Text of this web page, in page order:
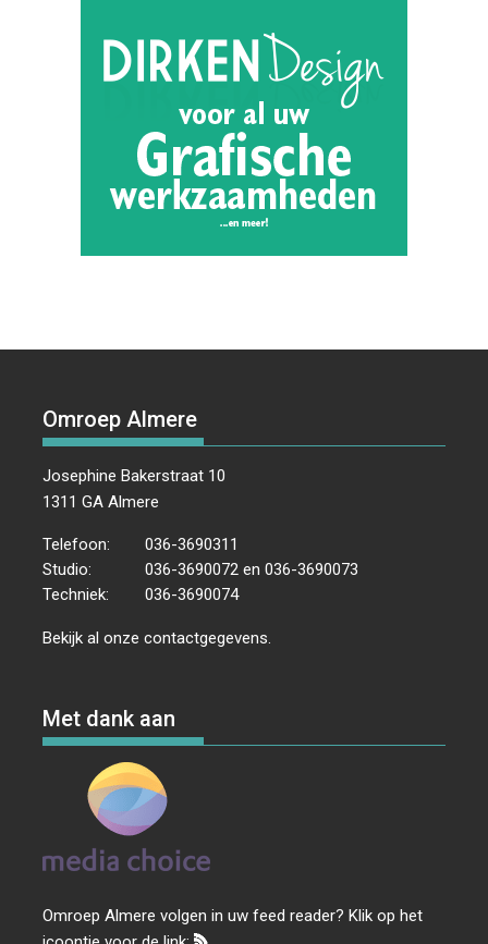
Omroep Almere
Josephine Bakerstraat 10
1311 GA Almere
Telefoon:
036-3690311
Studio:
036-3690072 en 036-3690073
Techniek:
036-3690074
Bekijk al onzecontactgegevens.
Met dank aan
Omroep Almere volgen in uw feed reader? Klik op het